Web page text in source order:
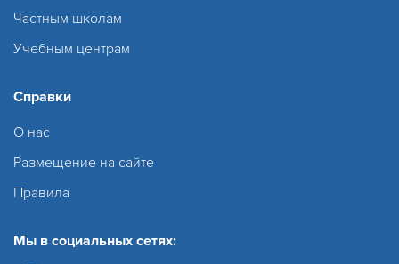
Частным школам
Учебным центрам
Справки
О нас
Размещение на сайте
Правила
Мы в социальных сетях: